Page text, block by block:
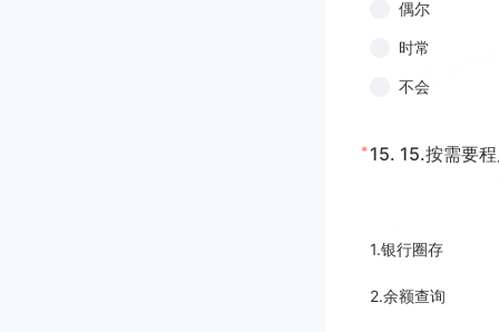
偶尔
时常
不会
* 15. 15.按需要
1.银行圈存
2.余额查询